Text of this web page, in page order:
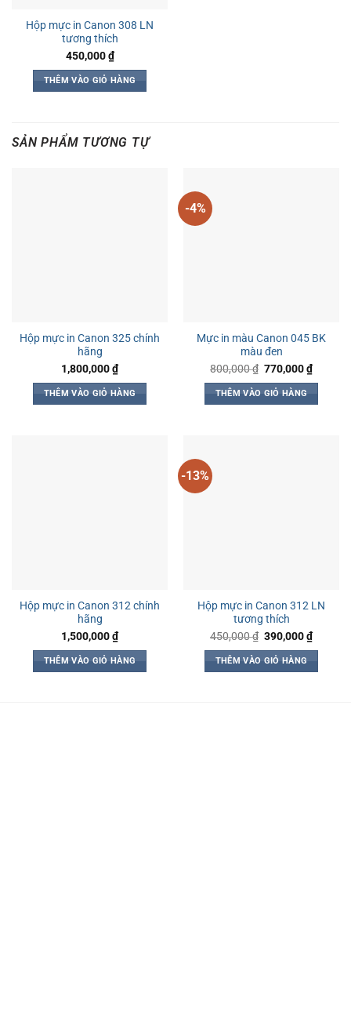
Hộp mực in Canon 308 LN
tương thích
450,000₫
THÊM VÀO GIỎ HÀNG
SẢN PHẨM TƯƠNG TỰ
Hộp mực in Canon 325 chính
hãng
1,800,000₫
THÊM VÀO GIỎ HÀNG
-4%
Mực in màu Canon 045 BK
màu đen
800,000₫ Giá
là:
800,000 ₫.
770,000₫Giá
hiện
THÊM VÀO GIỎ HÀNG
Hộp mực in Canon 312 chính
hãng
1,500,000₫
THÊM VÀO GIỎ HÀNG
-13%
Hộp mực in Canon 312 LN
tương thích
450,000₫ Giá
là:
450,000 ₫.
390,000₫Giá
hiện
THÊM VÀO GIỎ HÀNG